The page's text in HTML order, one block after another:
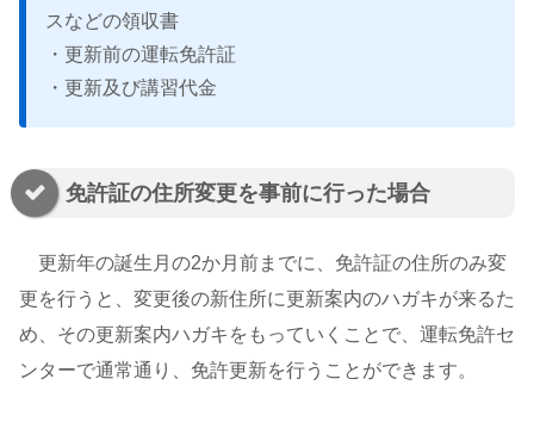
スなどの領収書
・更新前の運転免許証
・更新及び講習代金
免許証の住所変更を事前に行った場合
更新年の誕生月の2か月前までに、免許証の住所のみ変
更を行うと、変更後の新住所に更新案内のハガキが来るた
め、その更新案内ハガキをもっていくことで、運転免許セ
ンターで通常通り、免許更新を行うことができます。